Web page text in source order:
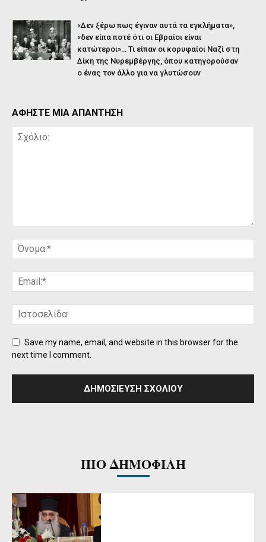
«Δεν ξέρω πως έγιναν αυτά τα εγκλήματα»,
«δεν είπα ποτέ ότι οι Εβραίοι είναι
κατώτεροι»… Τι είπαν οι κορυφαίοι Ναζί στη
Δίκη της Νυρεμβέργης, όπου κατηγορούσαν
ο ένας τον άλλο για να γλυτώσουν
ΑΦΗΣΤΕ ΜΙΑ ΑΠΑΝΤΗΣΗ
Save my name, email, and website in this browser for the
next time I comment.
ΠΙΟ ΔΗΜΟΦΙΛΗ